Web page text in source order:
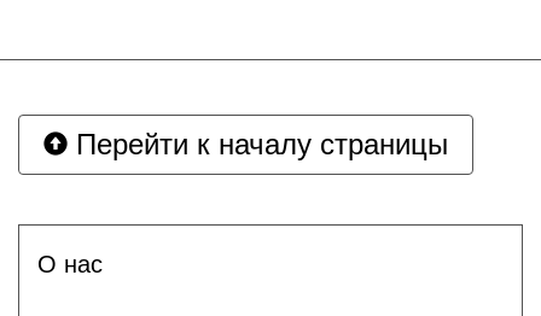
Перейти к началу страницы
О нас